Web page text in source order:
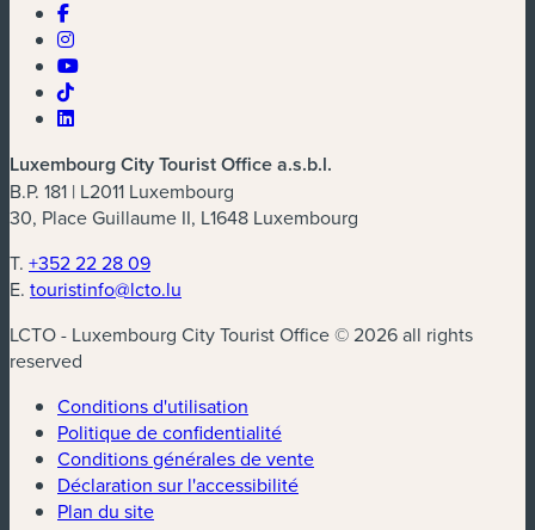
Luxembourg City Tourist Office a.s.b.l.
B.P. 181 | L2011 Luxembourg
30, Place Guillaume II, L1648 Luxembourg
T. +352 22 28 09
E. touristinfo@lcto.lu
LCTO - Luxembourg City Tourist Office © 2026 all rights
reserved
Conditions d'utilisation
Politique de confidentialité
Conditions générales de vente
Déclaration sur l'accessibilité
Plan du site